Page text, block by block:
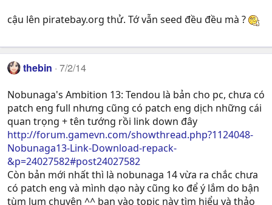
cậu lên piratebay.org thử. Tớ vẫn seed đều đều mà ?
thebin 7/2/14
Nobunaga's Ambition 13: Tendou là bản cho pc, chưa có
patch eng full nhưng cũng có patch eng dịch những cái
quan trọng + tên tướng rồi link down đây
http://forum.gamevn.com/showthread.php?1124048-
Nobunaga13-Link-Download-repack-
&p=24027582#post24027582
Còn bản mới nhất thì là nobunaga 14 vừa ra chắc chưa
có patch eng và mình dạo này cũng ko để ý lắm do bận
tùm lum chuyện ^^ bạn vào topic này tìm hiểu và thảo